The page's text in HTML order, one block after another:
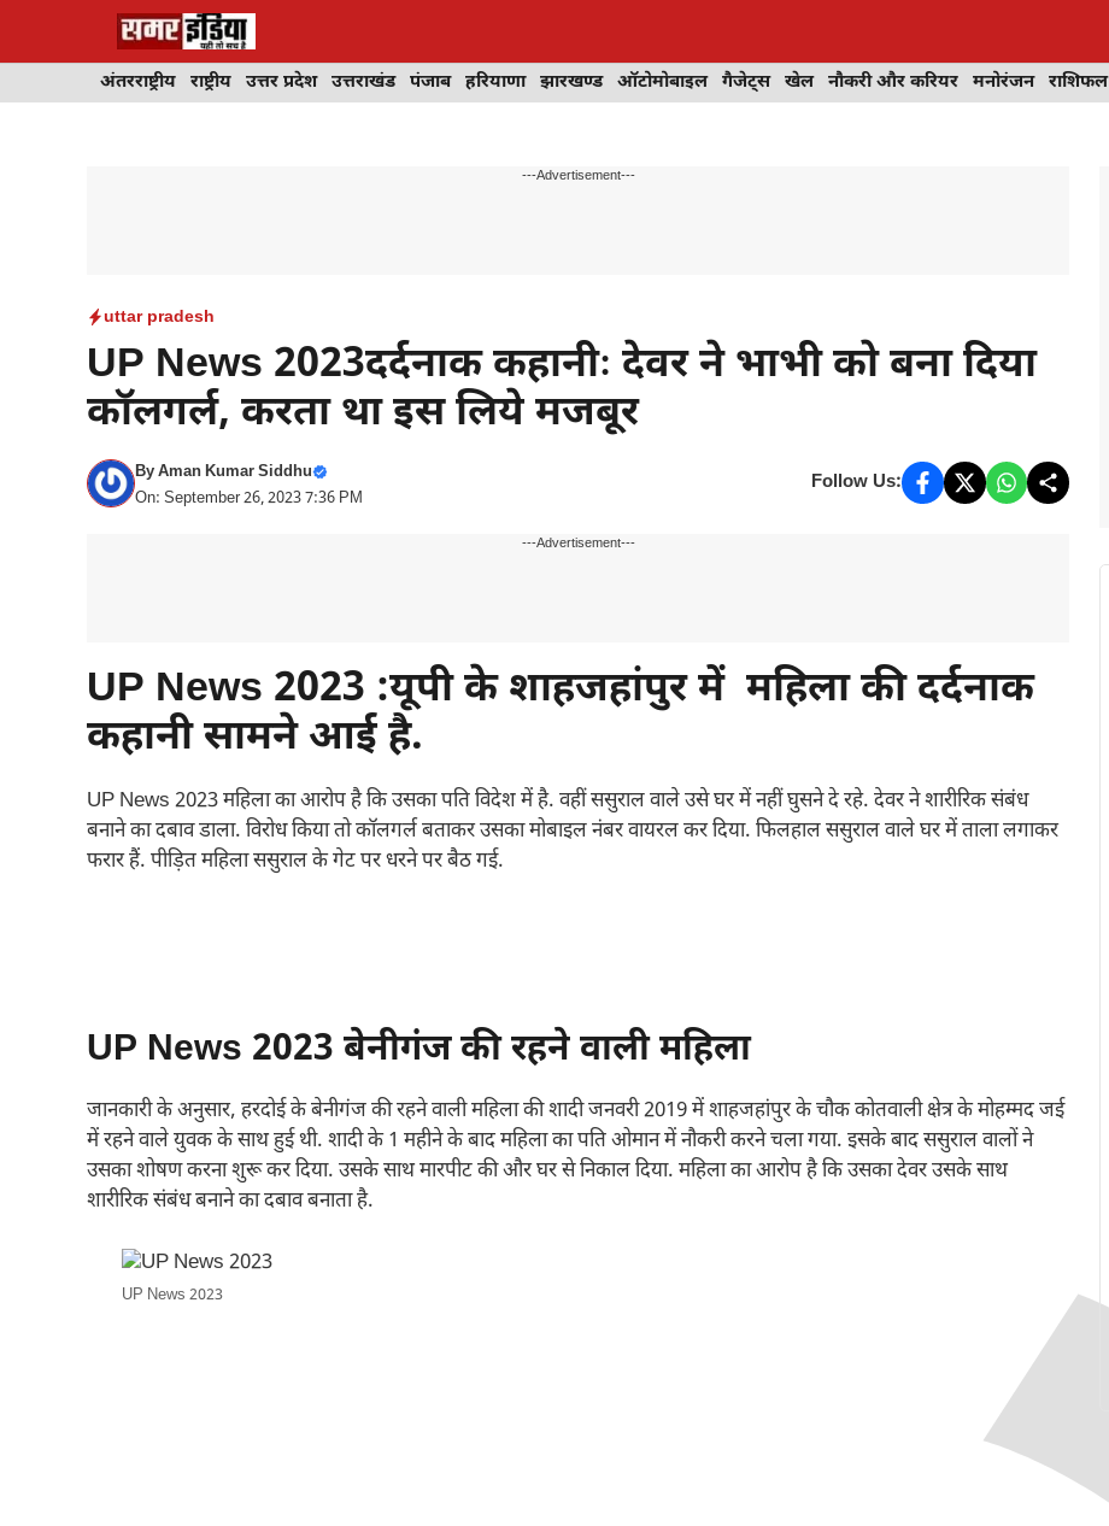
अंतरराष्ट्रीय राष्ट्रीय उत्तर प्रदेश उत्तराखंड पंजाब हरियाणा झारखण्ड ऑटोमोबाइल गैजेट्स खेल नौकरी और करियर मनोरंजन राशिफल
---Advertisement---
uttar pradesh
UP News 2023दर्दनाक कहानीः देवर ने भाभी को बना दिया
कॉलगर्ल, करता था इस लिये मजबूर
ByAman Kumar Siddhu
On: September 26, 2023 7:36 PM
Follow Us:
---Advertisement---
UP News 2023 :यूपी के शाहजहांपुर में महिला की दर्दनाक
कहानी सामने आई है.
UP News 2023 महिला का आरोप है कि उसका पति विदेश में है. वहीं ससुराल वाले उसे घर में नहीं घुसने दे रहे. देवर ने शारीरिक संबंध
बनाने का दबाव डाला. विरोध किया तो कॉलगर्ल बताकर उसका मोबाइल नंबर वायरल कर दिया. फिलहाल ससुराल वाले घर में ताला लगाकर
फरार हैं. पीड़ित महिला ससुराल के गेट पर धरने पर बैठ गई.
UP News 2023 बेनीगंज की रहने वाली महिला
जानकारी के अनुसार, हरदोई के बेनीगंज की रहने वाली महिला की शादी जनवरी 2019 में शाहजहांपुर के चौक कोतवाली क्षेत्र के मोहम्मद जई
में रहने वाले युवक के साथ हुई थी. शादी के 1 महीने के बाद महिला का पति ओमान में नौकरी करने चला गया. इसके बाद ससुराल वालों ने
उसका शोषण करना शुरू कर दिया. उसके साथ मारपीट की और घर से निकाल दिया. महिला का आरोप है कि उसका देवर उसके साथ
शारीरिक संबंध बनाने का दबाव बनाता है.
UP News 2023